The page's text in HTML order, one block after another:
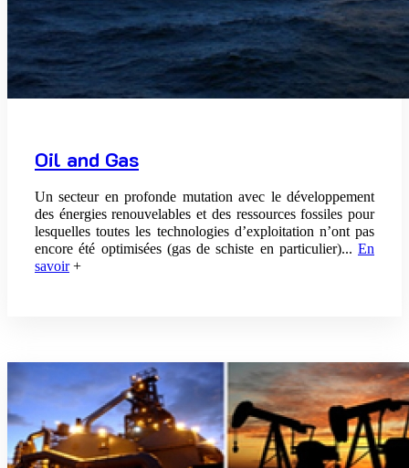
Oil and Gas
Un secteur en profonde mutation avec le développement
des énergies renouvelables et des ressources fossiles pour
lesquelles toutes les technologies d’exploitation n’ont pas
encore été optimisées (gas de schiste en particulier)... En
savoir+